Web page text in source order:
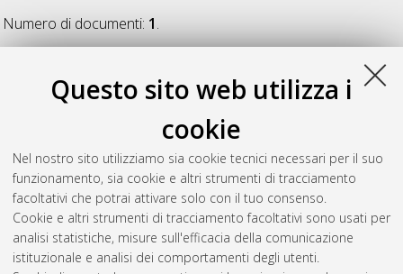
Questo sito web utilizza i
cookie
Nel nostro sito utilizziamo sia cookie tecnici necessari per il suo
funzionamento, sia cookie e altri strumenti di tracciamento
facoltativi che potrai attivare solo con il tuo consenso.
Cookie e altri strumenti di tracciamento facoltativi sono usati per
analisi statistiche, misure sull'efficacia della comunicazione
istituzionale e analisi dei comportamenti degli utenti.
Numero di documenti: 1.
Laurea magistrale
(2020)Analisi Preliminare del Deficit
magistrale], Università di Bologna, Corso di Studio in
Ingegneria informatica [LM-DM270], Documento ad accesso
riservato.
Questa lista e' stata generata ilSat Aug 8 19:28:02 2026